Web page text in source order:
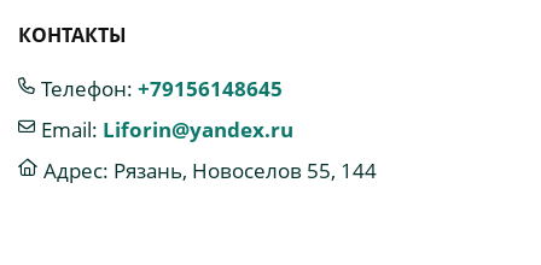
КОНТАКТЫ
Телефон: +79156148645
Email: Liforin@yandex.ru
Адрес: Рязань, Новоселов 55, 144